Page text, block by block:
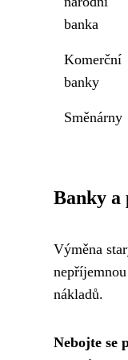
banka
Komerční
banky
Směnárny
Banky a
Výměna
nákladů.
Nebojte se